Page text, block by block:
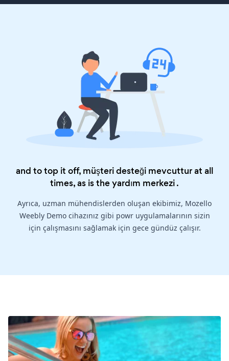
and to top it off, müşteri desteği mevcuttur at all
times, as is theyardım merkezi.
Ayrıca, uzman mühendislerden oluşan ekibimiz, Mozello
Weebly Demo cihazınız gibi powr uygulamalarının sizin
için çalışmasını sağlamak için gece gündüz çalışır.